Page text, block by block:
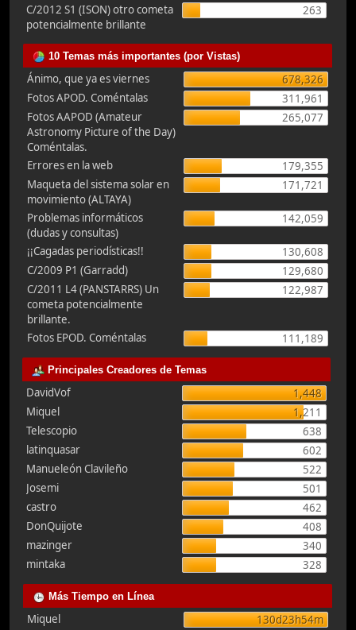
C/2012 S1 (ISON) otro cometa
potencialmente brillante
263
10 Temas más importantes (por Vistas)
Ánimo, que ya es viernes
678,326
Fotos APOD. Coméntalas
311,961
Fotos AAPOD (Amateur
Astronomy Picture of the Day)
Coméntalas.
265,077
Errores en la web
179,355
Maqueta del sistema solar en
movimiento (ALTAYA)
171,721
Problemas informáticos
(dudas y consultas)
142,059
¡¡Cagadas periodísticas!!
130,608
C/2009 P1 (Garradd)
129,680
C/2011 L4 (PANSTARRS) Un
cometa potencialmente
brillante.
122,987
Fotos EPOD. Coméntalas 111,189
Principales Creadores de Temas
DavidVof
1,448
Miquel
1,211
Telescopio
638
latinquasar
602
Manueleón Clavileño
522
Josemi
501
castro
462
DonQuijote
408
mazinger
340
mintaka
328
Más Tiempo en Línea
Miquel
130d23h54m